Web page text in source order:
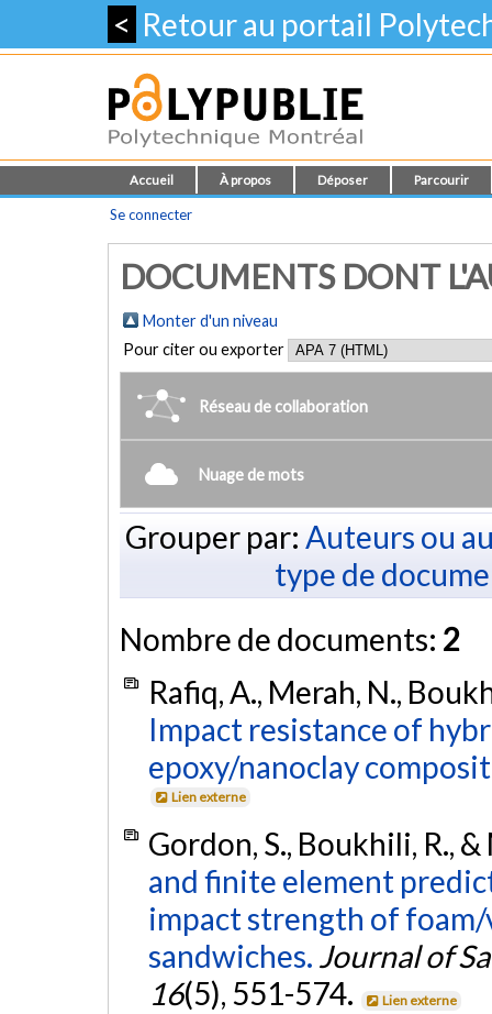
< Retour au portail
Accueil À propos Déposer Parcourir
Se connecter
DOCUMENTS DONT
Monter d'un niveau
Pour citer ou exporter
Réseau de collaboration
Nuage de mots
Grouper par: Auteurs ou
type de
Nombre de documents: 2
Rafiq, A., Merah, N.,
Impact resistance of
epoxy/nanoclay
Lien externe
Gordon, S., Boukhili, R.,
and finite element
impact strength of
sandwiches. Journal of
16(5), 551-574. Lien externe